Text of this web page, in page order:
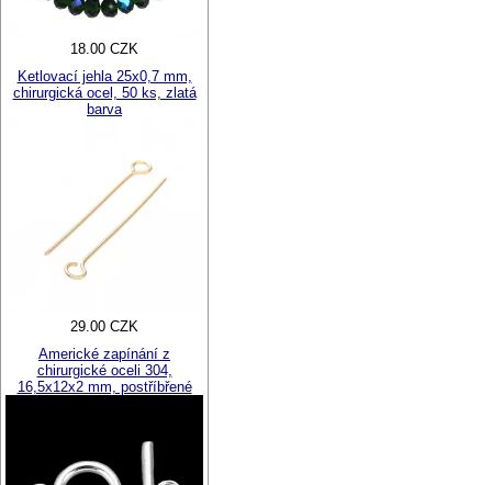
18.00 CZK
Ketlovací jehla 25x0,7 mm,
chirurgická ocel, 50 ks, zlatá
barva
29.00 CZK
Americké zapínání z
chirurgické oceli 304,
16,5x12x2 mm, postříbřené